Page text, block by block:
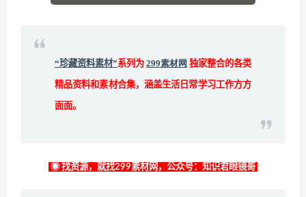
“珍藏资料素材”系列为 299素材网 独家整合的各类
精品资料和素材合集，涵盖生活日常学习工作方方
面面。
◉ 找资源，就找299素材网，公众号：知识君眼镜哥